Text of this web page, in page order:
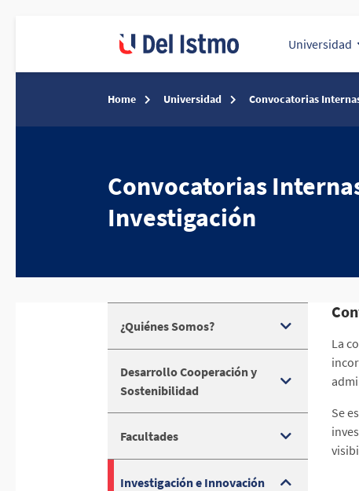
Universidad
Home Universidad Convocatorias
Convocatorias
Investigación
¿Quiénes Somos?
Desarrollo Cooperación y
Sostenibilidad
Facultades
Investigación e Innovación
La
Se